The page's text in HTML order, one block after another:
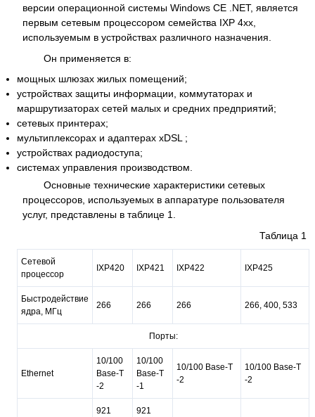
версии операционной системы Windows CE .NET, является
первым сетевым процессором семейства IXP 4хх,
используемым в устройствах различного назначения.
Он применяется в:
мощных шлюзах жилых помещений;
устройствах защиты информации, коммутаторах и
маршрутизаторах сетей малых и средних предприятий;
сетевых принтерах;
мультиплексорах и адаптерах xDSL ;
устройствах радиодоступа;
системах управления производством.
Основные технические характеристики сетевых
процессоров, используемых в аппаратуре пользователя
услуг, представлены в таблице 1.
Таблица 1
Сетевой
процессор
IXP420 IXP421 IXP422 IXP425
Быстродействие
ядра, МГц
266 266 266 266, 400, 533
Порты:
Ethernet
10/100
Base-T
-2
10/100
Base-T
-1
10/100 Base-T
-2
10/100 Base-T
-2
921
921